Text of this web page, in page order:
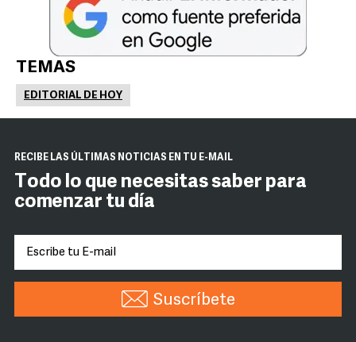
TEMAS
EDITORIAL DE HOY
RECIBE LAS ÚLTIMAS NOTICIAS EN TU E-MAIL
Todo lo que necesitas saber para
comenzar tu día
Suscríbete